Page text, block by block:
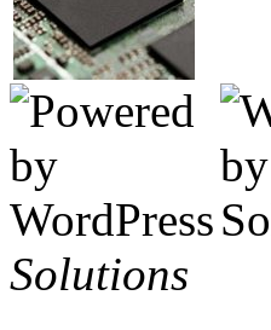
Solutions